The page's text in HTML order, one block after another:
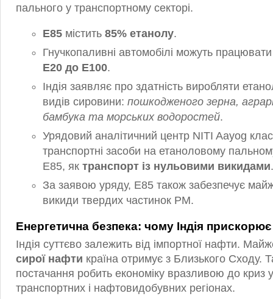
пального у транспортному секторі.
E85 містить 85% етанолу.
Гнучкопаливні автомобілі можуть
E20 до E100.
Індія заявляє про здатність виробляти
видів сировини: пошкодженого зерна,
бамбука та морських водоростей.
Урядовий аналітичний центр NITI Aayog
транспортні засоби на етаноловому
E85, як транспорт із нульовими викидами.
За заявою уряду, E85 також забезпечує
викиди твердих частинок PM.
Енергетична безпека: чому Індія
Індія суттєво залежить від імпортної нафти.
сирої нафти країна отримує з Близького Сходу.
постачання робить економіку вразливою до криз
транспортних і нафтовидобувних регіонах.